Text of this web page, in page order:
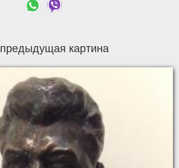
предыдущая картина